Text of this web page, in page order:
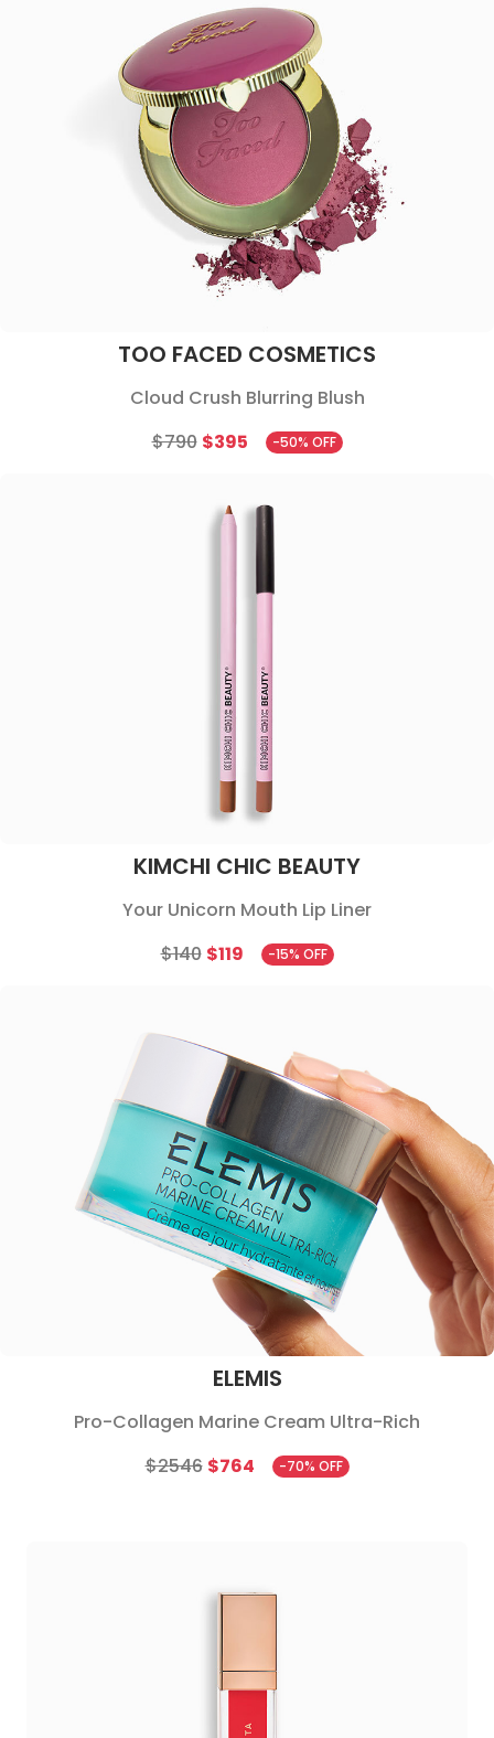
TOO FACED COSMETICS
Cloud Crush Blurring Blush
$790 $395 -50% OFF
KIMCHI CHIC BEAUTY
Your Unicorn Mouth Lip Liner
$140 $119 -15% OFF
ELEMIS
Pro-Collagen Marine Cream Ultra-Rich
$2546 $764 -70% OFF